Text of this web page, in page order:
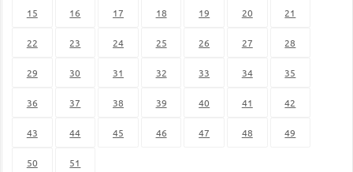
15 16 17 18 19 20 21
22 23 24 25 26 27 28
29 30 31 32 33 34 35
36 37 38 39 40 41 42
43 44 45 46 47 48 49
50 51